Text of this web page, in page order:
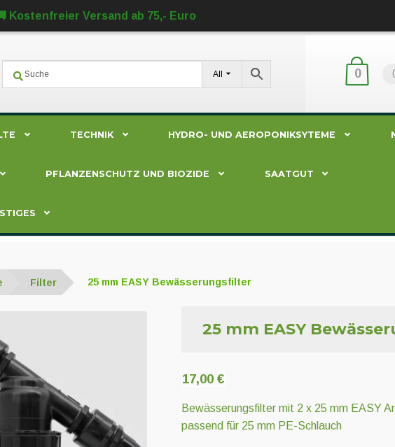
Kostenfreier Versand ab 75,- Euro
All 0
TECHNIK HYDRO- UND AEROPONIKSYTEME
PFLANZENSCHUTZ UND BIOZIDE SAATGUT
Filter 25 mm EASY Bewässerungsfilter
25 mm EASY
17,00€
Bewässerungsfilter mit 2 x 25 mm EASY
passend für 25 mm PE-Schlauch